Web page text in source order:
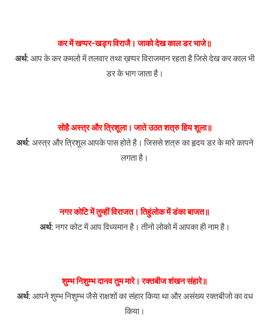
कर में खप्पर-खड्ग विराजै। जाको देख काल डर भाजे॥
अर्थ: आप के कर कमलो में तलवार तथा ख़प्पर विराजमान रहता है जिसे देख कर काल भी
डर के भाग जाता है।
सोहै अस्त्र और त्रिशूला। जाते उठत शत्रु हिय शूला॥
अर्थ: अस्त्र और त्रिशूल आपके पास होते है। जिससे शत्रु का हृदय डर के मारे कापने
लगता है।
नगर कोटि में तुम्हीं विराजत। तिहुंलोक में डंका बाजत॥
अर्थ: नगर कोट में आप विध्यमान है। तीनो लोको में आपका ही नाम है।
शुम्भ निशुम्भ दानव तुम मारे। रक्तबीज शंखन संहारे॥
अर्थ: आपने शुम्भ निशुम्भ जैसे राक्षशों का संहार किया था और असंख्य रक्तबीजो का वध
किया।